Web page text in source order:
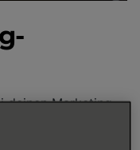
deinen Marketing-
sowie